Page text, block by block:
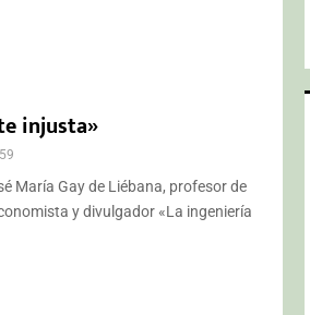
injusta»
María Gay de Liébana, profesor de
y divulgador «La ingeniería